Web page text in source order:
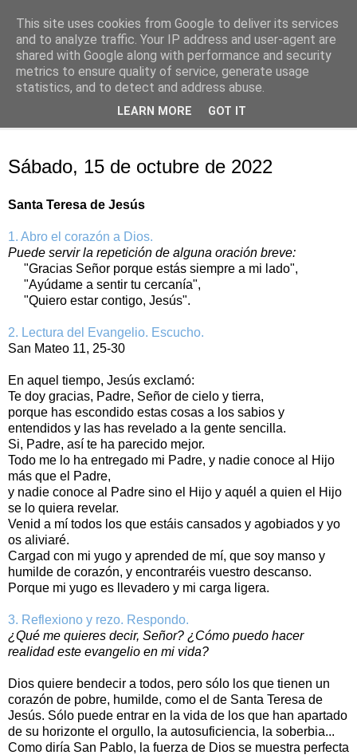
Oración personal
con el Evangelio de cada día
Sábado, 15 de octubre de 2022
Santa Teresa de Jesús
1. Abro el corazón a Dios.
Puede servir la repetición de alguna oración breve:
"Gracias Señor porque estás siempre a mi lado",
"Ayúdame a sentir tu cercanía",
"Quiero estar contigo, Jesús".
2. Lectura del Evangelio. Escucho.
San Mateo 11, 25‑30
En aquel tiempo, Jesús exclamó:
Te doy gracias, Padre, Señor de cielo y tierra,
porque has escondido estas cosas a los sabios y
entendidos y las has revelado a la gente sencilla.
Si, Padre, así te ha parecido mejor.
Todo me lo ha entregado mi Padre, y nadie conoce al Hijo
más que el Padre,
y nadie conoce al Padre sino el Hijo y aquél a quien el Hijo
se lo quiera revelar.
Venid a mí todos los que estáis cansados y agobiados y yo
os aliviaré.
Cargad con mi yugo y aprended de mí, que soy manso y
humilde de corazón, y encontraréis vuestro descanso.
Porque mi yugo es llevadero y mi carga ligera.
3. Reflexiono y rezo. Respondo.
¿Qué me quieres decir, Señor? ¿Cómo puedo hacer
realidad este evangelio en mi vida?
Dios quiere bendecir a todos, pero sólo los que tienen un
corazón de pobre, humilde, como el de Santa Teresa de
Jesús. Sólo puede entrar en la vida de los que han apartado
de su horizonte el orgullo, la autosuficiencia, la soberbia...
Como diría San Pablo, la fuerza de Dios se muestra perfecta
This site uses cookies from Google to deliver its services
and to analyze traffic. Your IP address and user-agent are
shared with Google along with performance and security
metrics to ensure quality of service, generate usage
statistics, and to detect and address abuse.
LEARN MORE GOT IT